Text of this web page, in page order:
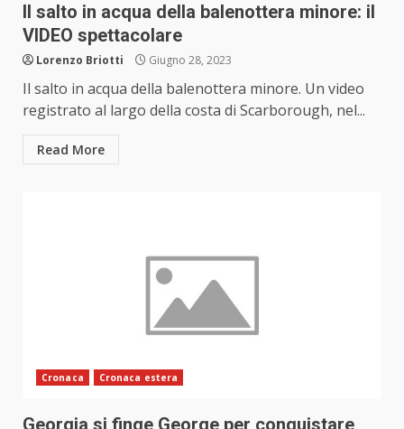
Il salto in acqua della balenottera minore: il
VIDEO spettacolare
Lorenzo Briotti Giugno 28, 2023
Il salto in acqua della balenottera minore. Un video
registrato al largo della costa di Scarborough, nel...
Read More
Cronaca Cronaca estera
Georgia si finge George per conquistare